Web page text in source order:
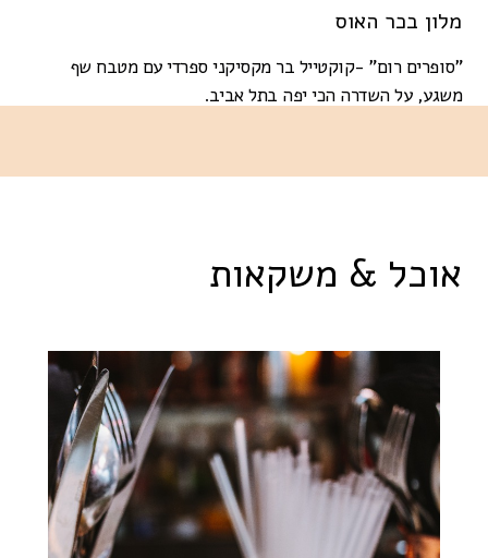
מלון בכר האוס
"סופרים רום" -קוקטייל בר מקסיקני ספרדי עם מטבח שף
משגע, על השדרה הכי יפה בתל אביב.
אוכל & משקאות